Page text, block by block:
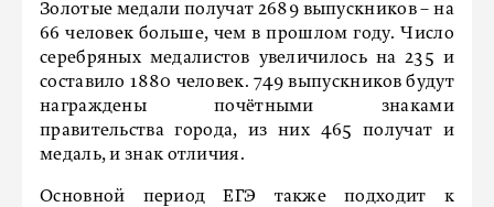
Золотые медали получат 2689 выпускников – на
66 человек больше, чем в прошлом году. Число
серебряных медалистов увеличилось на 235 и
составило 1880 человек. 749 выпускников будут
награждены почётными знаками
правительства города, из них 465 получат и
медаль, и знак отличия.
Основной период ЕГЭ также подходит к